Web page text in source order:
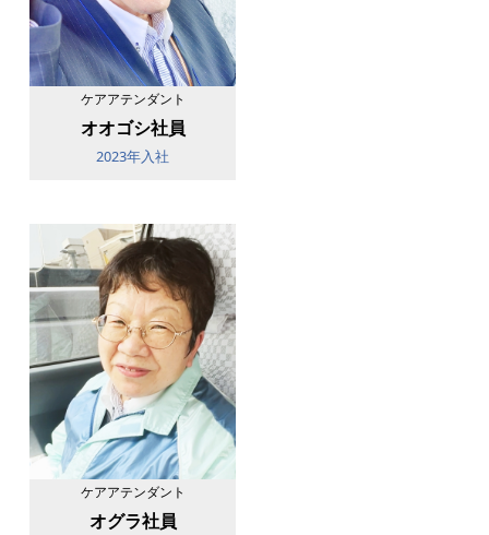
ケアアテンダント
オオゴシ社員
2023年入社
ケアアテンダント
オグラ社員